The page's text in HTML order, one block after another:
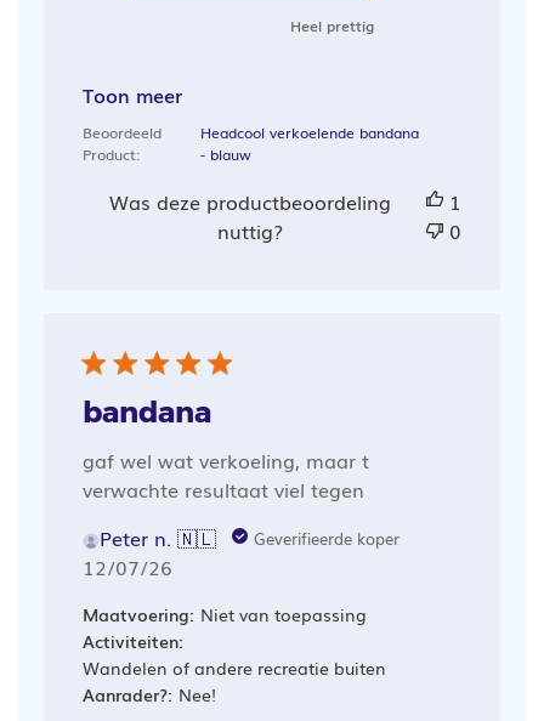
Heel prettig
Toon meer
Beoordeeld
Product:
Headcool verkoelende bandana
- blauw
Was deze productbeoordeling
nuttig?
1
0
bandana
gaf wel wat verkoeling, maar t
verwachte resultaat viel tegen
Peter n. 🇳🇱
Geverifieerde koper
Publicatiedatum
12/07/26
Maatvoering: Niet van toepassing
Activiteiten:
Wandelen of andere recreatie buiten
Aanrader?: Nee!